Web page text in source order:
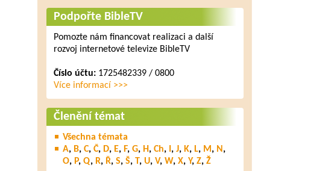
Podpořte BibleTV
Pomozte nám financovat realizaci a další
rozvoj internetové televize BibleTV
Číslo účtu:1725482339 / 0800
Více informací >>>
Členění témat
Všechna témata
A, B, C, Č, D, E, F, G, H, Ch, , J, K, L, M, N ,
O, P, Q, R, Ř, S, Š, T, U, V, W, X, Y, Z, Ž